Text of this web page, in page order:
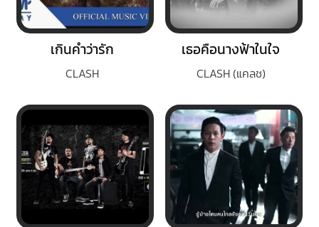
เกินคำว่ารัก
CLASH
เธอคือนางฟ้าในใจ
CLASH (แคลช)